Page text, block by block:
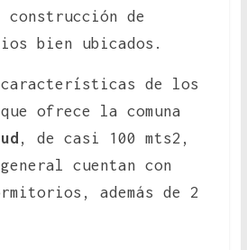
de
bien ubicados.
de los
ofrece la comuna
, de casi 100 mts2,
cuentan con
además de 2